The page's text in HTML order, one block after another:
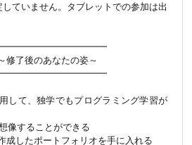
ていません。タブレットでの参加は出
了後のあなたの姿～
して、独学でもプログラミング学習が
像することができる
成したポートフォリオを手に入れる